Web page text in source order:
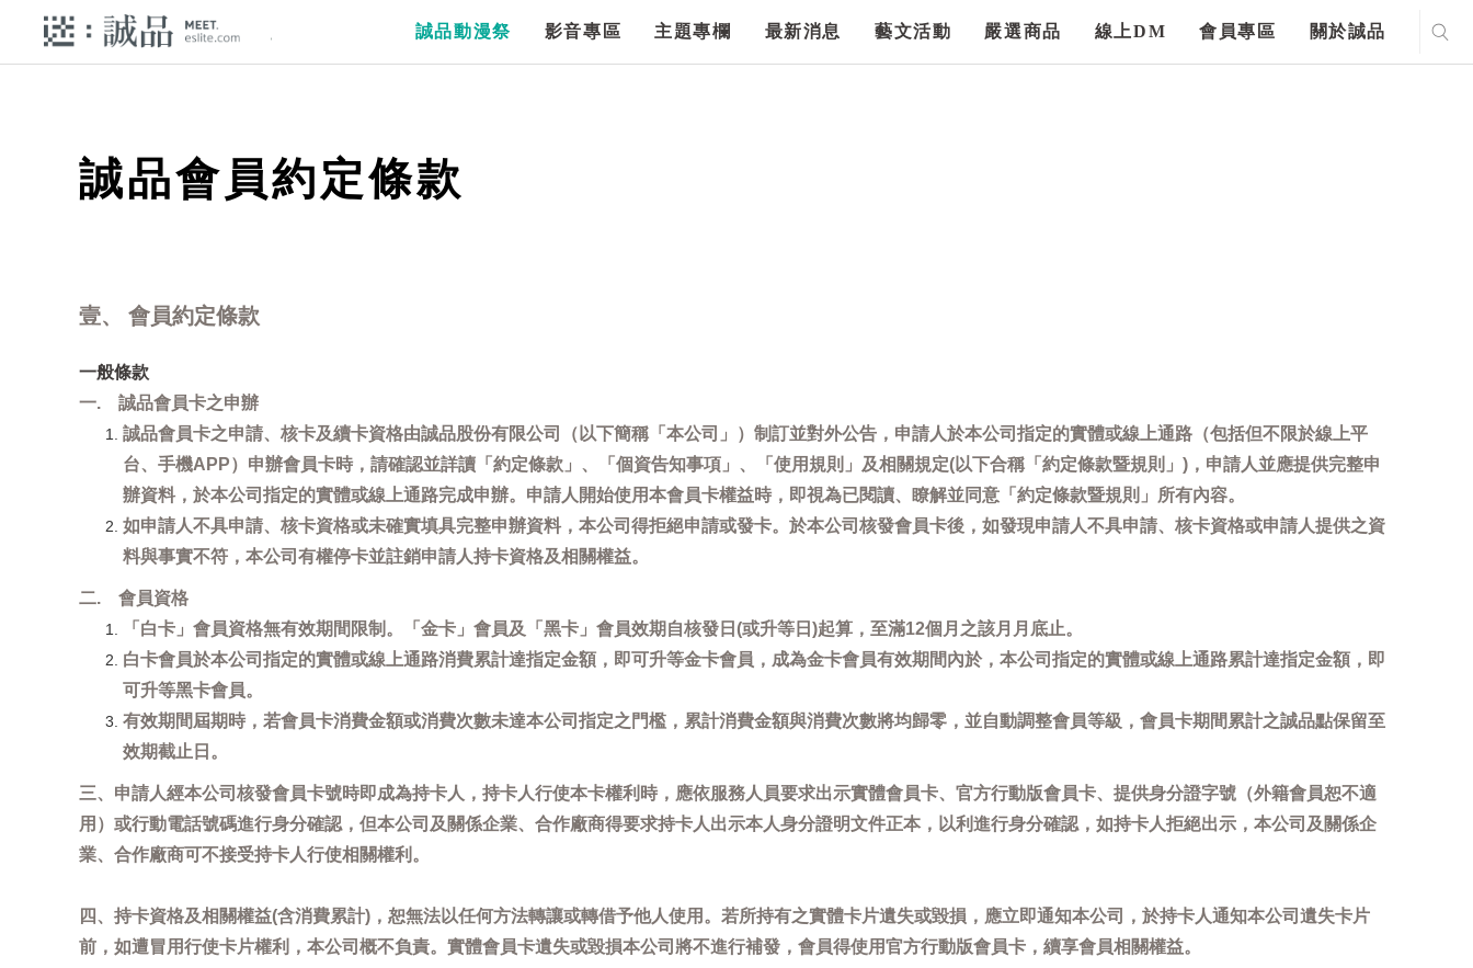
誠品動漫祭 影音專區 主題專欄 最新消息 藝文活動 嚴選商品 線上DM 會員專區 關於誠品
誠品會員約定條款
壹、 會員約定條款
一般條款
一. 誠品會員卡之申辦
誠品會員卡之申請、核卡及續卡資格由誠品股份有限公司（以下簡稱「本公司」）制訂並對外公告，申請人於本公司指定的實體或線上通路（包括但不限於線上平
台、手機APP）申辦會員卡時，請確認並詳讀「約定條款」、「個資告知事項」、「使用規則」及相關規定(以下合稱「約定條款暨規則」)，申請人並應提供完整申
辦資料，於本公司指定的實體或線上通路完成申辦。申請人開始使用本會員卡權益時，即視為已閱讀、瞭解並同意「約定條款暨規則」所有內容。
如申請人不具申請、核卡資格或未確實填具完整申辦資料，本公司得拒絕申請或發卡。於本公司核發會員卡後，如發現申請人不具申請、核卡資格或申請人提供之資
料與事實不符，本公司有權停卡並註銷申請人持卡資格及相關權益。
二. 會員資格
「白卡」會員資格無有效期間限制。「金卡」會員及「黑卡」會員效期自核發日(或升等日)起算，至滿12個月之該月月底止。
白卡會員於本公司指定的實體或線上通路消費累計達指定金額，即可升等金卡會員，成為金卡會員有效期間內於，本公司指定的實體或線上通路累計達指定金額，即
可升等黑卡會員。
有效期間屆期時，若會員卡消費金額或消費次數未達本公司指定之門檻，累計消費金額與消費次數將均歸零，並自動調整會員等級，會員卡期間累計之誠品點保留至
效期截止日。
三、申請人經本公司核發會員卡號時即成為持卡人，持卡人行使本卡權利時，應依服務人員要求出示實體會員卡、官方行動版會員卡、提供身分證字號（外籍會員恕不適
用）或行動電話號碼進行身分確認，但本公司及關係企業、合作廠商得要求持卡人出示本人身分證明文件正本，以利進行身分確認，如持卡人拒絕出示，本公司及關係企
業、合作廠商可不接受持卡人行使相關權利。
四、持卡資格及相關權益(含消費累計)，恕無法以任何方法轉讓或轉借予他人使用。若所持有之實體卡片遺失或毀損，應立即通知本公司，於持卡人通知本公司遺失卡片
前，如遭冒用行使卡片權利，本公司概不負責。實體會員卡遺失或毀損本公司將不進行補發，會員得使用官方行動版會員卡，續享會員相關權益。